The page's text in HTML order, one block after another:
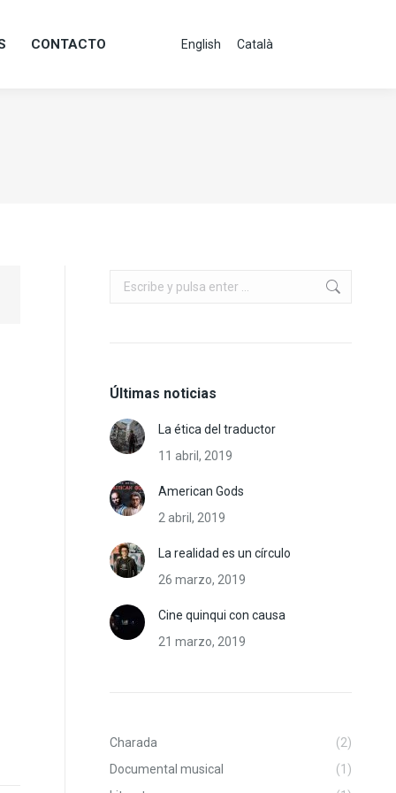
CONTACTO English Català
Buscar:
Últimas noticias
La ética del traductor
11 abril, 2019
American Gods
2 abril, 2019
La realidad es un círculo
26 marzo, 2019
Cine quinqui con causa
21 marzo, 2019
Charada
(2)
Documental musical
(1)